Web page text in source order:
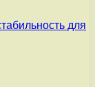
для